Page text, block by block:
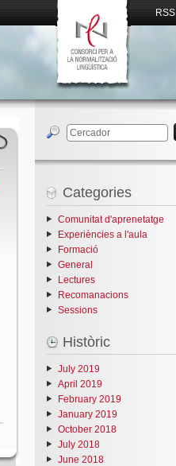
RSS
Categories
Comunitat d'aprenetatge
Experiències a l'aula
Formació
General
Lectures
Recomanacions
Sessions
Històric
July 2019
April 2019
February 2019
January 2019
October 2018
July 2018
June 2018